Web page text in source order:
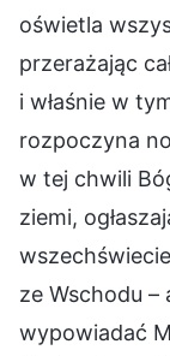
oświetla
przerażając
i właśnie w
rozpoczyna
w tej chwili
ziemi,
ze Wschodu –
wypowiadać